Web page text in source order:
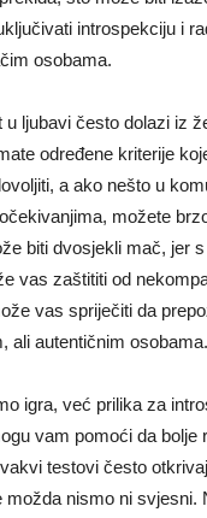
introspekciju i
osobama.
u ljubavi često dolazi iz
određene kriterije
a ako nešto u
možete
biti dvosjekli mač, jer
vas zaštititi od
vas spriječiti da
ali autentičnim osobama.
igra, već prilika za
vam pomoći da bolje
testovi često
možda nismo ni svjesni.